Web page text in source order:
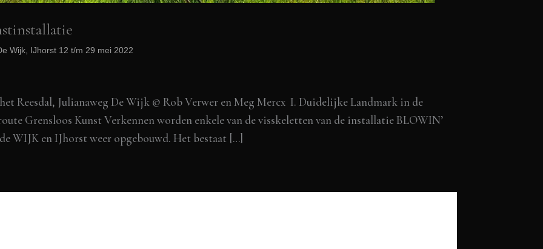
Wijk, IJhorst 12 t/m 29 mei 2022
Reesdal, Julianaweg De Wijk © Rob Verwer en Meg Mercx I. Duidelijke Landmark in de
Grensloos Kunst Verkennen worden enkele van de visskeletten van de installatie BLOWIN’
WIJK en IJhorst weer opgebouwd. Het bestaat […]